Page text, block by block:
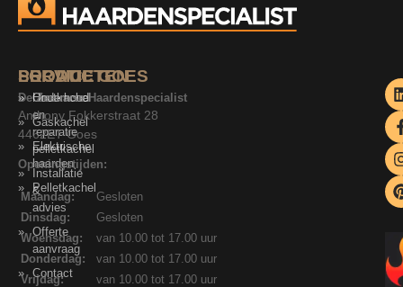
SERVICE
Onderhoud
en
reparatie
pelletkachel
Installatie
&
advies
Offerte
aanvraag
Contact
PRODUCTEN
Houtkachel
Gaskachel
Elektrische
haarden
Pelletkachel
LOCATIE GOES
De Zeeuwse Haardenspecialist
Anthony Fokkerstraat 28
4462ET Goes
Openingstijden:
Maandag:
Gesloten
Dinsdag:
Gesloten
Woensdag:
van 10.00 tot 17.00 uur
Donderdag:
van 10.00 tot 17.00 uur
Vrijdag:
van 10.00 tot 17.00 uur